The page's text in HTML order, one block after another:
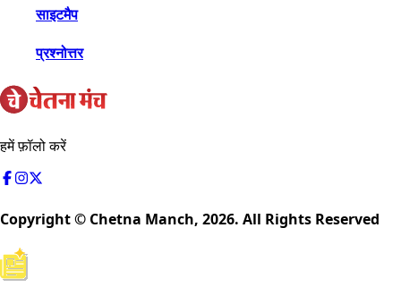
साइटमैप
प्रश्नोत्तर
हमें फ़ॉलो करें
Copyright © Chetna Manch, 2026. All Rights Reserved